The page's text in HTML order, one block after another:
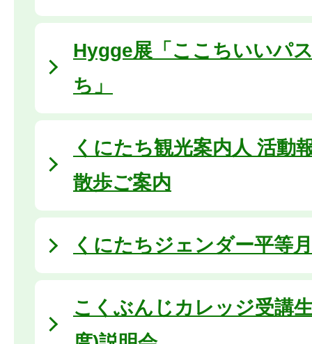
Hygge展「ここちいいパ
ち」
くにたち観光案内人 活動
散歩ご案内
くにたちジェンダー平等
こくぶんじカレッジ受講